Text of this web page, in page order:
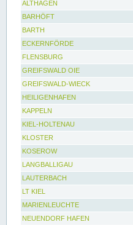
ALTHAGEN
BARHÖFT
BARTH
ECKERNFÖRDE
FLENSBURG
GREIFSWALD OIE
GREIFSWALD-WIECK
HEILIGENHAFEN
KAPPELN
KIEL-HOLTENAU
KLOSTER
KOSEROW
LANGBALLIGAU
LAUTERBACH
LT KIEL
MARIENLEUCHTE
NEUENDORF HAFEN